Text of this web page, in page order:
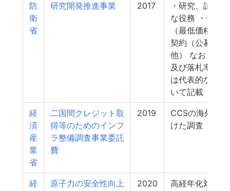
防
衛
省
研究開発推進事業 2017
・研究、試験
な役務 ・一般
（最低価格）
契約（公募／そ
他） なお、入
及び落札率に
は代表的な契
いて記載
経
済
産
業
省
二国間クレジット取
得等のためのインフ
ラ整備調査事業委託
費
2019
CCSの海外展
けた調査
経
原子力の安全性向上
2020
高経年化対策に